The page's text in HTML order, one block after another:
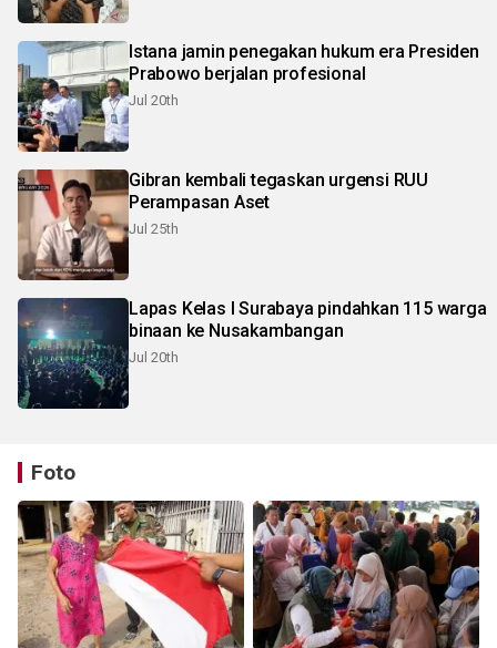
Istana jamin penegakan hukum era Presiden
Prabowo berjalan profesional
Jul 20th
Gibran kembali tegaskan urgensi RUU
Perampasan Aset
Jul 25th
Lapas Kelas I Surabaya pindahkan 115 warga
binaan ke Nusakambangan
Jul 20th
Foto